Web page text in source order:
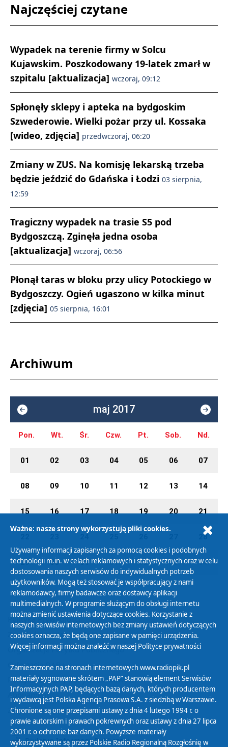
Najczęściej czytane
Wypadek na terenie firmy w Solcu
Kujawskim. Poszkodowany 19-latek zmarł w
szpitalu [aktualizacja] wczoraj, 09:12
Spłonęły sklepy i apteka na bydgoskim
Szwederowie. Wielki pożar przy ul. Kossaka
[wideo, zdjęcia] przedwczoraj, 06:20
Zmiany w ZUS. Na komisję lekarską trzeba
będzie jeździć do Gdańska i Łodzi 03 sierpnia,
12:59
Tragiczny wypadek na trasie S5 pod
Bydgoszczą. Zginęła jedna osoba
[aktualizacja] wczoraj, 06:56
Płonął taras w bloku przy ulicy Potockiego w
Bydgoszczy. Ogień ugaszono w kilka minut
[zdjęcia] 05 sierpnia, 16:01
Archiwum
maj 2017
Pon. Wt. Śr. Czw. Pt. Sob. Nd.
01 02 03 04 05 06 07
08 09 10 11 12 13 14
15 16 17 18 19 20 21
28
29 30 31 01 02 03 04
Polityka Prywatności
Zasady korzystania z Serwisu
Organizacje Pożytku Publicznego
Cyfryzacja DAB+
Polityka ochrony danych osobowych
Abonament
Zamówienia publiczne
Biuletyn Informacji Publicznej
Ważne: nasze strony wykorzystują pliki cookies.
Używamy informacji zapisanych za pomocą cookies i podobnych
technologii m.in. w celach reklamowych i statystycznych oraz w celu
dostosowania naszych serwisów do indywidualnych potrzeb
użytkowników. Mogą też stosować je współpracujący z nami
reklamodawcy, firmy badawcze oraz dostawcy aplikacji
multimedialnych. W programie służącym do obsługi internetu
można zmienić ustawienia dotyczące cookies. Korzystanie z
naszych serwisów internetowych bez zmiany ustawień dotyczących
cookies oznacza, że będą one zapisane w pamięci urządzenia.
Więcej informacji można znaleźć w naszej Polityce prywatności
Zamieszczone na stronach internetowych www.radiopik.pl
materiały sygnowane skrótem „PAP” stanowią element Serwisów
Informacyjnych PAP, będących bazą danych, których producentem
i wydawcą jest Polska Agencja Prasowa S.A. z siedzibą w Warszawie.
Chronione są one przepisami ustawy z dnia 4 lutego 1994 r. o
prawie autorskim i prawach pokrewnych oraz ustawy z dnia 27 lipca
2001 r. o ochronie baz danych. Powyższe materiały
wykorzystywane są przez Polskie Radio Regionalną Rozgłośnię w